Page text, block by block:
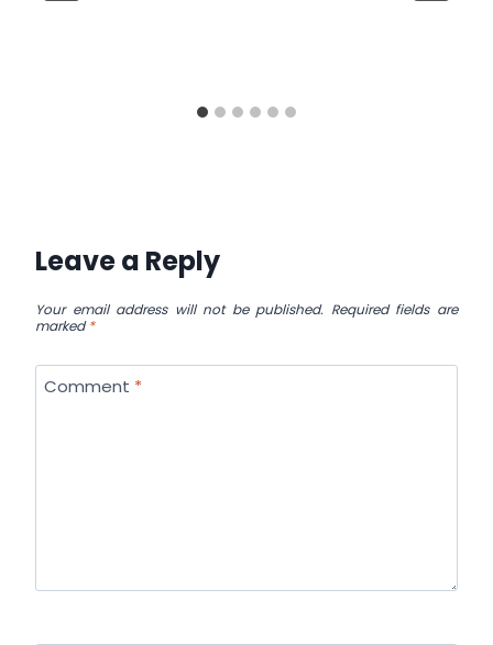
Leave a Reply
Your email address will not be published. Required fields are
marked*
Comment *